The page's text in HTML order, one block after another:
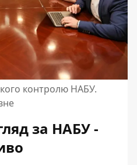
контролю НАБУ.
за НАБУ -